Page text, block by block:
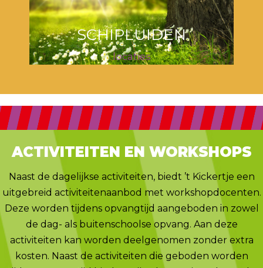
SCHIPLUIDEN
locaties
ACTIVITEITEN EN WORKSHOPS
Naast de dagelijkse activiteiten, biedt ’t Kickertje een
uitgebreid activiteitenaanbod met workshopdocenten.
Deze worden tijdens opvangtijd aangeboden in zowel
de dag- als buitenschoolse opvang. Aan deze
activiteiten kan worden deelgenomen zonder extra
kosten. Naast de activiteiten die geboden worden